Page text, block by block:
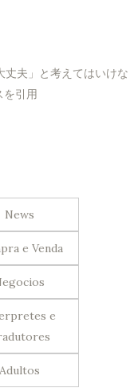
夫」と考えてはいけな
引用
News
e Venda
e
Adultos